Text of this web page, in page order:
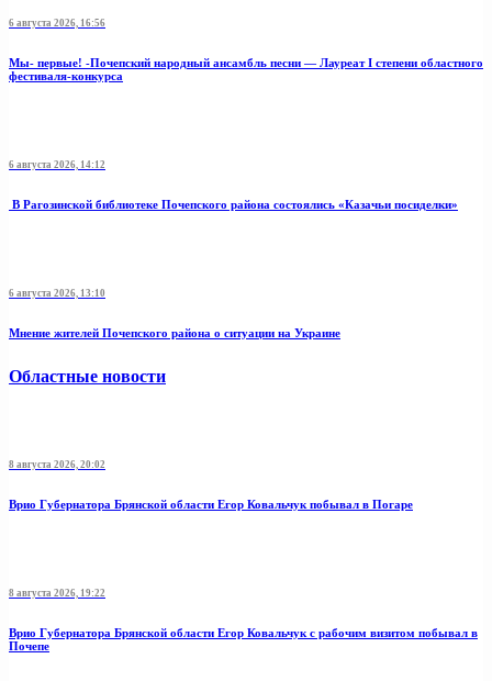
6 августа 2026, 16:56
Мы- первые! -Почепский народный ансамбль песни — Лауреат I степени областного
фестиваля-конкурса
6 августа 2026, 14:12
В Рагозинской библиотеке Почепского района состоялись «Казачьи посиделки»
6 августа 2026, 13:10
Мнение жителей Почепского района о ситуации на Украине
Областные новости
8 августа 2026, 20:02
Врио Губернатора Брянской области Егор Ковальчук побывал в Погаре
8 августа 2026, 19:22
Врио Губернатора Брянской области Егор Ковальчук с рабочим визитом побывал в
Почепе